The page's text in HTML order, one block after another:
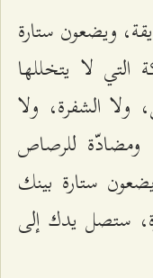
ويضعون ستارة
لا يتخللها
الشفرة، ولا
ومضادّة للرصاص
ستارة بينك
ستصل يدك إلى